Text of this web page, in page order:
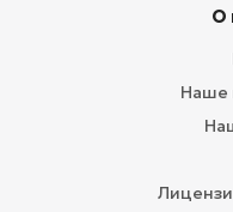
О
Наше